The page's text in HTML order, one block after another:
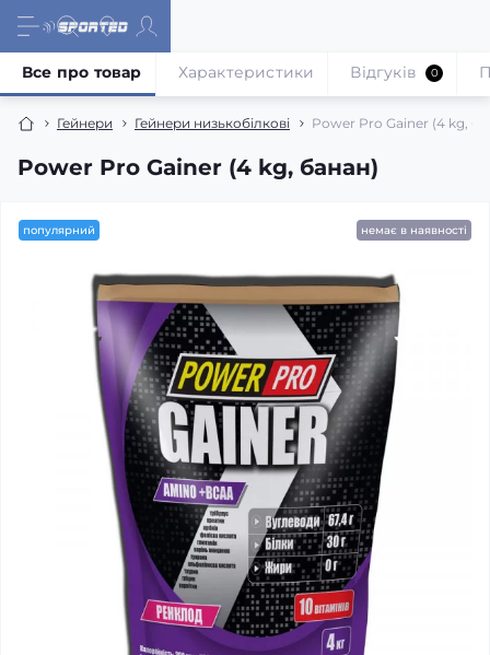
Гейнери Гейнери низькобілкові Power Pro Gainer (4 kg,
Power Pro Gainer (4 kg, банан)
Все про товар Характеристики Відгуків 0
популярний немає в наявності